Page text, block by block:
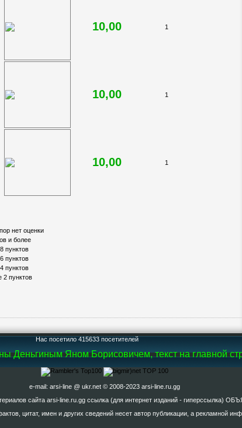
10,00 1
10,00 1
10,00 1
нет оценки
и более
пунктов
пунктов
пунктов
пунктов
Нас посетило 415633 посетителей
Яном Борисовичем, текст на главной
e-mail: arsi-line @ ukr.net © 2008-2023 arsi-line.ru.gg
сайта arsi-line.ru.gg ссылка (для интернет изданий - гиперссылка)
цитат, имен и других сведений несет автор публикации, а рекламной